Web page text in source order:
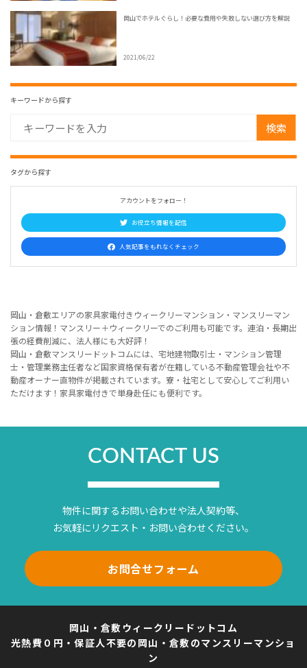
岡山でホテルぐらし！必要な費用や失敗しない選び方を解説
2021/06/22
キーワードから探す
検索
タグから探す
アカウントをフォロー！
お役立ち情報を配信
人気記事をもれなくチェック
岡山・倉敷エリアの家具家電付きウィークリーマンション・マンスリーマン
ション情報！マンスリー＋ウィークリーでのご利用も可能です。連泊・長期出
張の経費削減に、法人様にも大好評！
岡山・倉敷マンスリードットコムには、宅地建物取引士・マンション管理
士・管理業務主任者など国家資格保有者が在籍している不動産管理会社や不
動産オーナー直物件が掲載されています。寮・社宅として安心してご利用い
ただけます！家具家電付きで単身赴任にも便利です。
CONTACT US
物件に関するお問い合わせや法人契約等、
お気軽にリクエスト・お問い合わせください。
お問合せフォーム
岡山・倉敷ウィークリードットコム
光熱費０円・保証人不要の岡山・倉敷のマンスリーマンショ
ン